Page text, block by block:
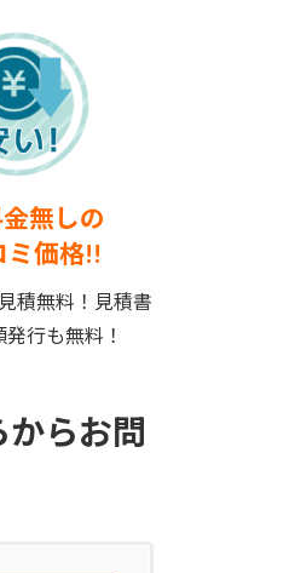
無しの
ミ価格!!
積無料！見積書
行も無料！
らお問